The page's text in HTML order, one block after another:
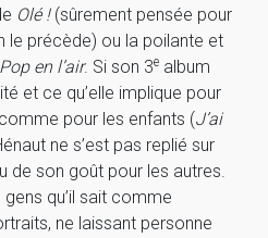
Olé !(sûrement pensée pour
le précède) ou la poilante et
Pop en l’air. Si son 3e album
et ce qu’elle implique pour
pour les enfants (J’ai
ne s’est pas replié sur
de son goût pour les autres.
gens qu’il sait comme
ne laissant personne